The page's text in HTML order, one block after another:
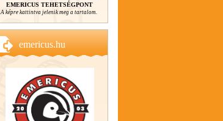
EMERICUS TEHETSÉGPONT
A képre kattintva jelenik meg a tartalom.
emericus.hu